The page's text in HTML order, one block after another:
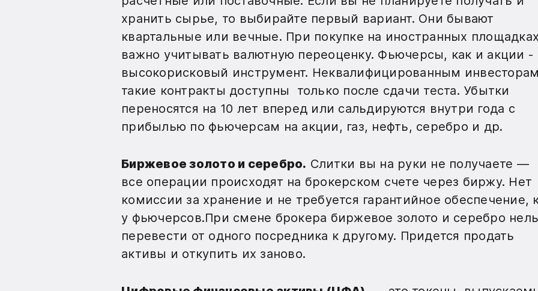
хранить сырье, то выбирайте первый вариант. Они бывают
квартальные или вечные. При покупке на иностранных площадках
важно учитывать валютную переоценку. Фьючерсы, как и акции -
высокорисковый инструмент. Неквалифицированным инвесторам
такие контракты доступны только после сдачи теста. Убытки
переносятся на 10 лет вперед или сальдируются внутри года с
прибылью по фьючерсам на акции, газ, нефть, серебро и др.
Биржевое золото и серебро. Слитки вы на руки не получаете —
все операции происходят на брокерском счете через биржу. Нет
комиссии за хранение и не требуется гарантийное обеспечение,
у фьючерсов.При смене брокера биржевое золото и серебро
перевести от одного посредника к другому. Придется продать
активы и откупить их заново.